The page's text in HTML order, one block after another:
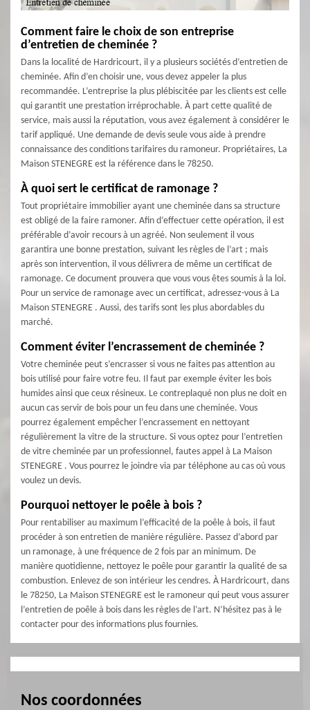
Comment faire le choix de son entreprise
d’entretien de cheminée ?
Dans la localité de Hardricourt, il y a plusieurs sociétés d’entretien de
cheminée. Afin d’en choisir une, vous devez appeler la plus
recommandée. L’entreprise la plus plébiscitée par les clients est celle
qui garantit une prestation irréprochable. À part cette qualité de
service, mais aussi la réputation, vous avez également à considérer le
tarif appliqué. Une demande de devis seule vous aide à prendre
connaissance des conditions tarifaires du ramoneur. Propriétaires, La
Maison STENEGRE est la référence dans le 78250.
À quoi sert le certificat de ramonage ?
Tout propriétaire immobilier ayant une cheminée dans sa structure
est obligé de la faire ramoner. Afin d’effectuer cette opération, il est
préférable d’avoir recours à un agréé. Non seulement il vous
garantira une bonne prestation, suivant les règles de l’art ; mais
après son intervention, il vous délivrera de même un certificat de
ramonage. Ce document prouvera que vous vous êtes soumis à la loi.
Pour un service de ramonage avec un certificat, adressez-vous à La
Maison STENEGRE . Aussi, des tarifs sont les plus abordables du
marché.
Comment éviter l’encrassement de cheminée ?
Votre cheminée peut s’encrasser si vous ne faites pas attention au
bois utilisé pour faire votre feu. Il faut par exemple éviter les bois
humides ainsi que ceux résineux. Le contreplaqué non plus ne doit en
aucun cas servir de bois pour un feu dans une cheminée. Vous
pourrez également empêcher l’encrassement en nettoyant
régulièrement la vitre de la structure. Si vous optez pour l’entretien
de vitre cheminée par un professionnel, fautes appel à La Maison
STENEGRE . Vous pourrez le joindre via par téléphone au cas où vous
voulez un devis.
Pourquoi nettoyer le poêle à bois ?
Pour rentabiliser au maximum l’efficacité de la poêle à bois, il faut
procéder à son entretien de manière régulière. Passez d’abord par
un ramonage, à une fréquence de 2 fois par an minimum. De
manière quotidienne, nettoyez le poêle pour garantir la qualité de sa
combustion. Enlevez de son intérieur les cendres. À Hardricourt, dans
le 78250, La Maison STENEGRE est le ramoneur qui peut vous assurer
l’entretien de poêle à bois dans les règles de l’art. N’hésitez pas à le
contacter pour des informations plus fournies.
Nos coordonnées